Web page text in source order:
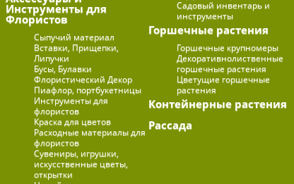
Инструменты для
Флористов
Сыпучий материал
Вставки, Прищепки,
Липучки
Бусы, Булавки
Флористический Декор
Пиафлор, портбукетницы
Инструменты для
флористов
Краска для цветов
Расходные материалы для
флористов
Сувениры, игрушки,
искусственные цветы,
открытки
Садовый инвентарь и
инструменты
Горшечные растения
Горшечные крупномеры
Декоративнолиственные
горшечные растения
Цветущие горшечные
растения
Контейнерные растения
Рассада